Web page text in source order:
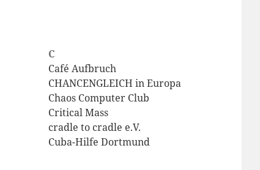
C
Café Aufbruch
CHANCENGLEICH in Europa
Chaos Computer Club
Critical Mass
cradle to cradle e.V.
Cuba-Hilfe Dortmund